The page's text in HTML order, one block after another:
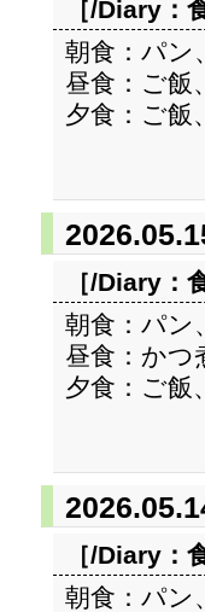
［/Diary：
朝食：パン
昼食：ご飯
夕食：ご飯
［/Diary：
朝食：パン
昼食：かつ
夕食：ご飯
［/Diary：
朝食：パン